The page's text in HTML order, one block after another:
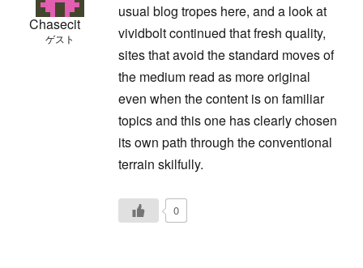
Chasecit
ゲスト
usual blog tropes here, and a look at
vividbolt continued that fresh quality,
sites that avoid the standard moves of
the medium read as more original
even when the content is on familiar
topics and this one has clearly chosen
its own path through the conventional
terrain skilfully.
0